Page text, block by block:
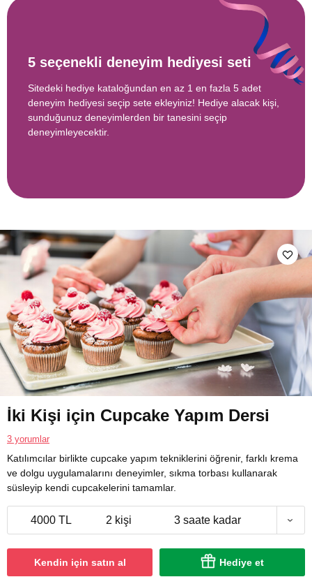
5 seçenekli deneyim hediyesi seti
Sitedeki hediye kataloğundan en az 1 en fazla 5 adet
deneyim hediyesi seçip sete ekleyiniz! Hediye alacak kişi,
sunduğunuz deneyimlerden bir tanesini seçip
deneyimleyecektir.
İki Kişi için Cupcake Yapım Dersi
3 yorumlar
Katılımcılar birlikte cupcake yapım tekniklerini öğrenir, farklı krema
ve dolgu uygulamalarını deneyimler, sıkma torbası kullanarak
süsleyip kendi cupcakelerini tamamlar.
4000 TL 2 kişi 3 saate kadar
Kendin için satın al Hediye et